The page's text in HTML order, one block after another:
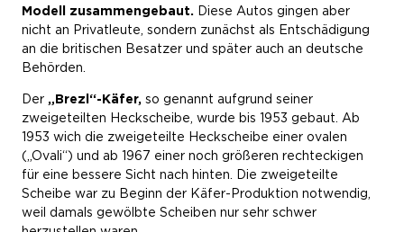
Modell zusammengebaut. Diese Autos gingen aber
nicht an Privatleute, sondern zunächst als Entschädigung
an die britischen Besatzer und später auch an deutsche
Behörden.
Der „Brezl“-Käfer, so genannt aufgrund seiner
zweigeteilten Heckscheibe, wurde bis 1953 gebaut. Ab
1953 wich die zweigeteilte Heckscheibe einer ovalen
(„Ovali“) und ab 1967 einer noch größeren rechteckigen
für eine bessere Sicht nach hinten. Die zweigeteilte
Scheibe war zu Beginn der Käfer-Produktion notwendig,
weil damals gewölbte Scheiben nur sehr schwer